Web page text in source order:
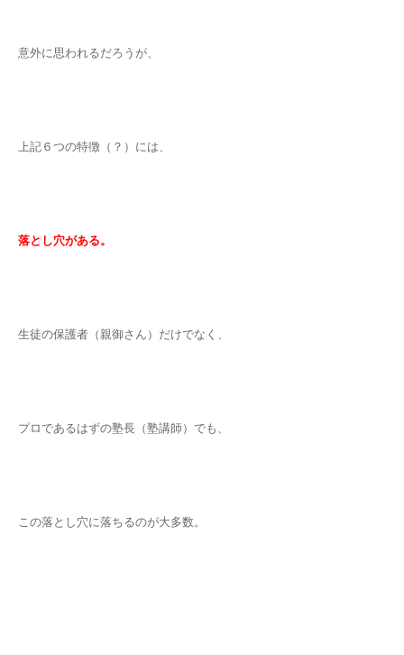
意外に思われるだろうが、
上記６つの特徴（？）には、
落とし穴がある。
生徒の保護者（親御さん）だけでなく、
プロであるはずの塾長（塾講師）でも、
この落とし穴に落ちるのが大多数。